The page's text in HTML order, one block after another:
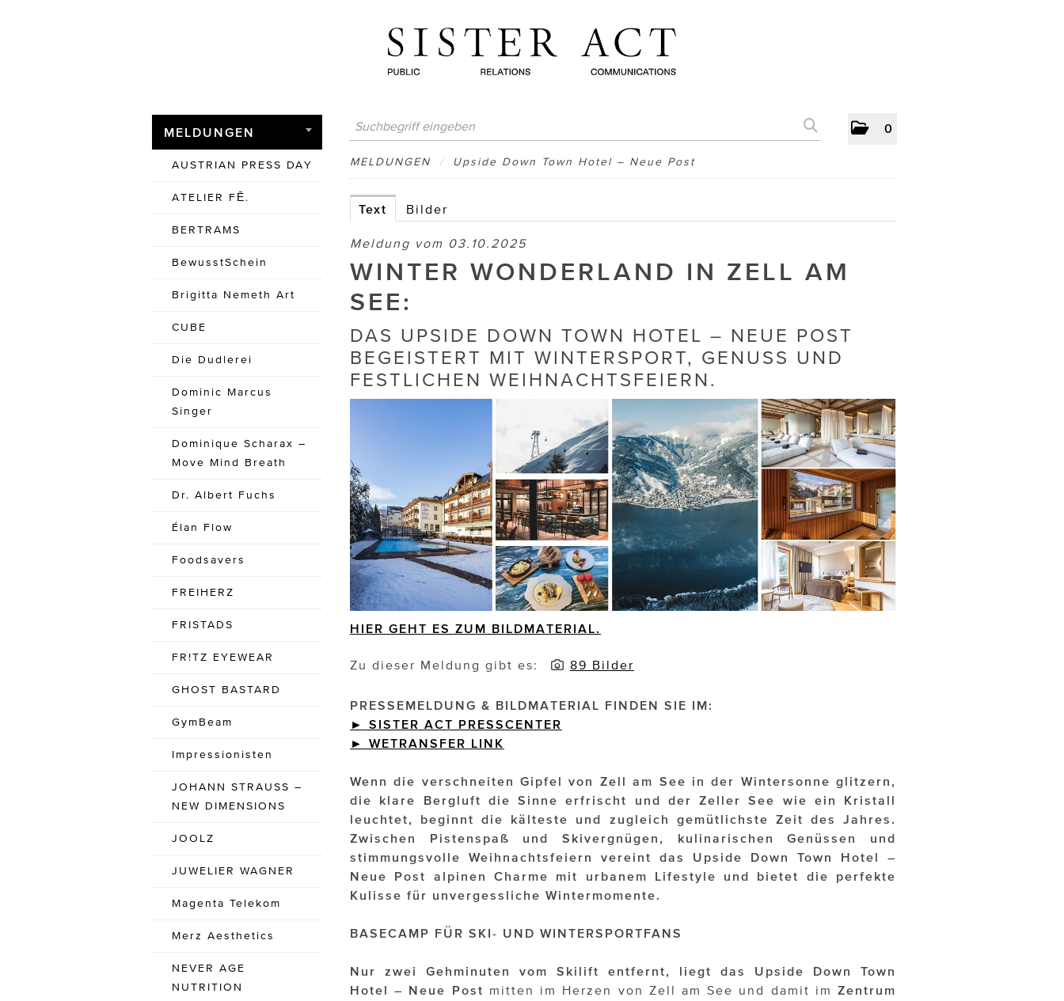
0
MELDUNGEN
AUSTRIAN PRESS DAY
ATELIER FĒ.
BERTRAMS
BewusstSchein
Brigitta Nemeth Art
CUBE
Die Dudlerei
Dominic Marcus
Singer
Dominique Scharax –
Move Mind Breath
Dr. Albert Fuchs
Élan Flow
Foodsavers
FREIHERZ
FRISTADS
FR!TZ EYEWEAR
GHOST BASTARD
GymBeam
Impressionisten
JOHANN STRAUSS –
NEW DIMENSIONS
JOOLZ
JUWELIER WAGNER
Magenta Telekom
Merz Aesthetics
NEVER AGE
NUTRITION
MELDUNGEN / Upside Down Town Hotel – Neue Post
Text Bilder
Meldung vom 03.10.2025
WINTER WONDERLAND IN ZELL AM
SEE:
DAS UPSIDE DOWN TOWN HOTEL – NEUE POST
BEGEISTERT MIT WINTERSPORT, GENUSS UND
FESTLICHEN WEIHNACHTSFEIERN.
HIER GEHT ES ZUM BILDMATERIAL.
Zu dieser Meldung gibt es: 89 Bilder
PRESSEMELDUNG & BILDMATERIAL FINDEN SIE IM:
► SISTER ACT PRESSCENTER
► WETRANSFER LINK
Wenn die verschneiten Gipfel von Zell am See in der Wintersonne glitzern,
die klare Bergluft die Sinne erfrischt und der Zeller See wie ein Kristall
leuchtet, beginnt die kälteste und zugleich gemütlichste Zeit des Jahres.
Zwischen Pistenspaß und Skivergnügen, kulinarischen Genüssen und
stimmungsvolle Weihnachtsfeiern vereint das Upside Down Town Hotel –
Neue Post alpinen Charme mit urbanem Lifestyle und bietet die perfekte
Kulisse für unvergessliche Wintermomente.
BASECAMP FÜR SKI- UND WINTERSPORTFANS
Nur zwei Gehminuten vom Skilift entfernt, liegt das Upside Down Town
Hotel – Neue Post mitten im Herzen von Zell am See und damit imZentrum